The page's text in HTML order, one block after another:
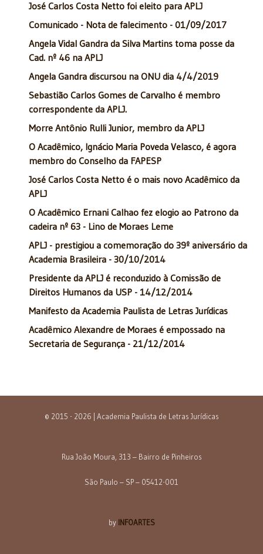
José Carlos Costa Netto foi eleito para APLJ
Comunicado - Nota de falecimento - 01/09/2017
Angela Vidal Gandra da Silva Martins toma posse da
Cad. nº 46 na APLJ
Angela Gandra discursou na ONU dia 4/4/2019
Sebastião Carlos Gomes de Carvalho é membro
correspondente da APLJ.
Morre Antônio Rulli Junior, membro da APLJ
O Acadêmico, Ignácio Maria Poveda Velasco, é agora
membro do Conselho da FAPESP
José Carlos Costa Netto é o mais novo Acadêmico da
APLJ
O Acadêmico Ernani Calhao fez elogio ao Patrono da
cadeira nº 63 - Lino de Moraes Leme
APLJ - prestigiou a comemoração do 39º aniversário da
Academia Brasileira - 30/10/2014
Presidente da APLJ é reconduzido à Comissão de
Direitos Humanos da USP - 14/12/2014
Manifesto da Academia Paulista de Letras Jurídicas
Acadêmico Alexandre de Moraes é empossado na
Secretaria de Segurança - 21/12/2014
© 2015 - 2026 | Academia Paulista de Letras Jurídicas
Rua João Moura, 313 – Bairro de Pinheiros
São Paulo – SP – 05412-001
by INFOARTES